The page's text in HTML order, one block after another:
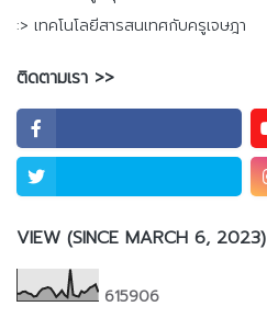
:> เทคโนโลยีสารสนเทศกับครูเจษฎา
ติดตามเรา >>
VIEW (SINCE MARCH 6, 2023)
615906